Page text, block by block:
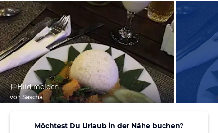
Bild melden
von Sascha
Möchtest Du Urlaub in der Nähe buchen?